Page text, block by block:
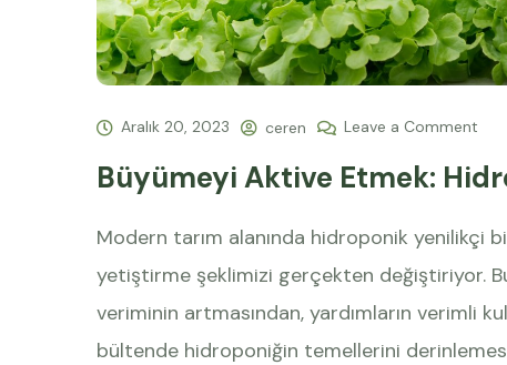
Aralık 20, 2023 ceren Leave a Comment
Büyümeyi Aktive Etmek:
Modern tarım alanında hidroponik yenilikçi
yetiştirme şeklimizi gerçekten değiştiriyor.
veriminin artmasından, yardımların verimli
bültende hidroponiğin temellerini